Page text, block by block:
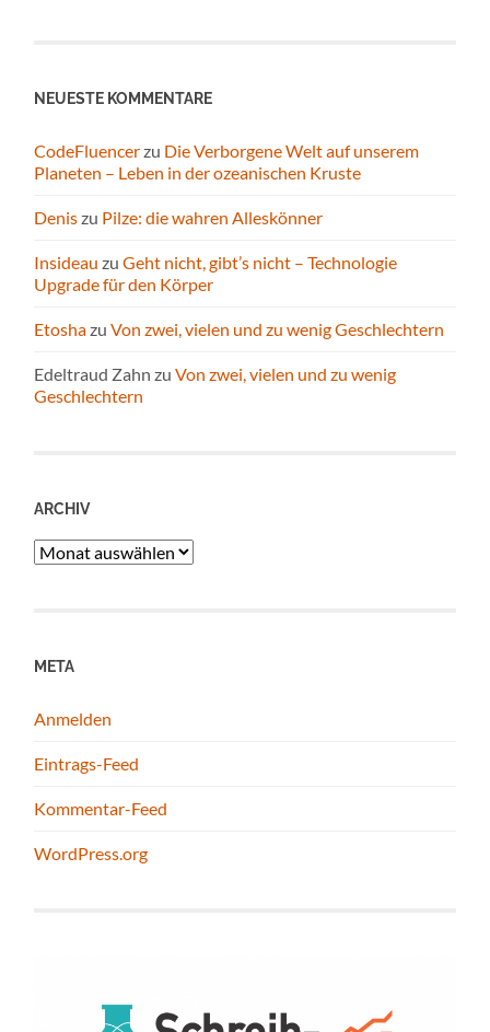
NEUESTE KOMMENTARE
CodeFluencerzu Die Verborgene Welt auf unserem
Planeten – Leben in der ozeanischen Kruste
Deniszu Pilze: die wahren Alleskönner
Insideau zuGeht nicht, gibt’s nicht – Technologie
Upgrade für den Körper
EtoshazuVon zwei, vielen und zu wenig Geschlechtern
Edeltraud Zahn zuVon zwei, vielen und zu wenig
Geschlechtern
ARCHIV
Archiv
META
Anmelden
Eintrags-Feed
Kommentar-Feed
WordPress.org